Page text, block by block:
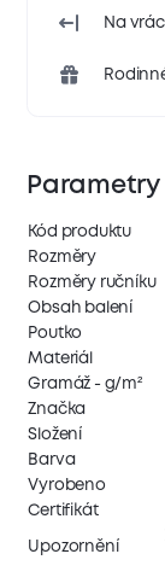
Na
Parametry
Kód produktu
Rozměry
Rozměry ručníku
Obsah balení
Poutko
Materiál
Gramáž - g/m²
Značka
Složení
Barva
Vyrobeno
Certifikát
Upozornění